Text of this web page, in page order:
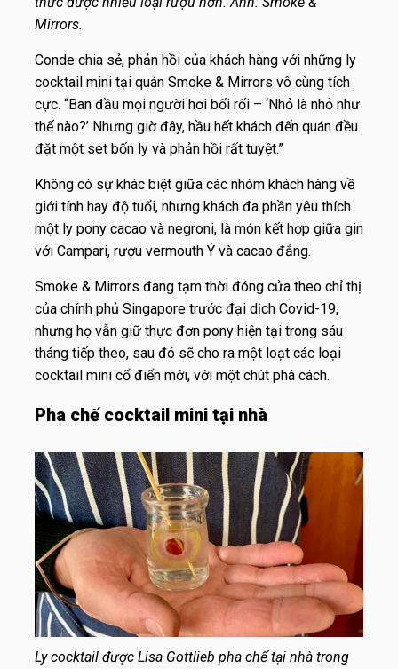
Mirrors.
Conde chia sẻ, phản hồi của khách hàng với những ly
cocktail mini tại quán Smoke & Mirrors vô cùng tích
cực. “Ban đầu mọi người hơi bối rối – ‘Nhỏ là nhỏ như
thế nào?’ Nhưng giờ đây, hầu hết khách đến quán đều
đặt một set bốn ly và phản hồi rất tuyệt.”
Không có sự khác biệt giữa các nhóm khách hàng về
giới tính hay độ tuổi, nhưng khách đa phần yêu thích
một ly pony cacao và negroni, là món kết hợp giữa gin
với Campari, rượu vermouth Ý và cacao đắng.
Smoke & Mirrors đang tạm thời đóng cửa theo chỉ thị
của chính phủ Singapore trước đại dịch Covid-19,
nhưng họ vẫn giữ thực đơn pony hiện tại trong sáu
tháng tiếp theo, sau đó sẽ cho ra một loạt các loại
cocktail mini cổ điển mới, với một chút phá cách.
Pha chế cocktail mini tại nhà
Ly cocktail được Lisa Gottlieb pha chế tại nhà trong